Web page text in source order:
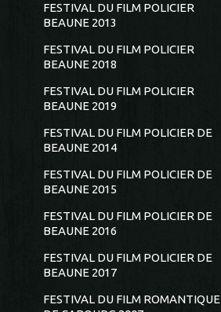
FESTIVAL DU FILM POLICIER
BEAUNE 2013
FESTIVAL DU FILM POLICIER
BEAUNE 2018
FESTIVAL DU FILM POLICIER
BEAUNE 2019
FESTIVAL DU FILM POLICIER DE
BEAUNE 2014
FESTIVAL DU FILM POLICIER DE
BEAUNE 2015
FESTIVAL DU FILM POLICIER DE
BEAUNE 2016
FESTIVAL DU FILM POLICIER DE
BEAUNE 2017
FESTIVAL DU FILM ROMANTIQUE